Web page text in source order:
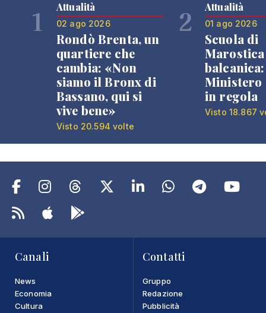
1 Attualità
02 ago 2026
Rondò Brenta, un
quartiere che
cambia: «Non
siamo il Bronx di
Bassano, qui si
vive bene»
Visto 20.594 volte
2 Attualità
01 ago 2026
Scuola di
Ministero
in regola
Visto 18.867
Canali
News
Economia
Cultura
Contatti
Gruppo
Redazione
Pubblicità